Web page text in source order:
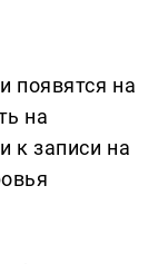
появятся на
на
к записи на